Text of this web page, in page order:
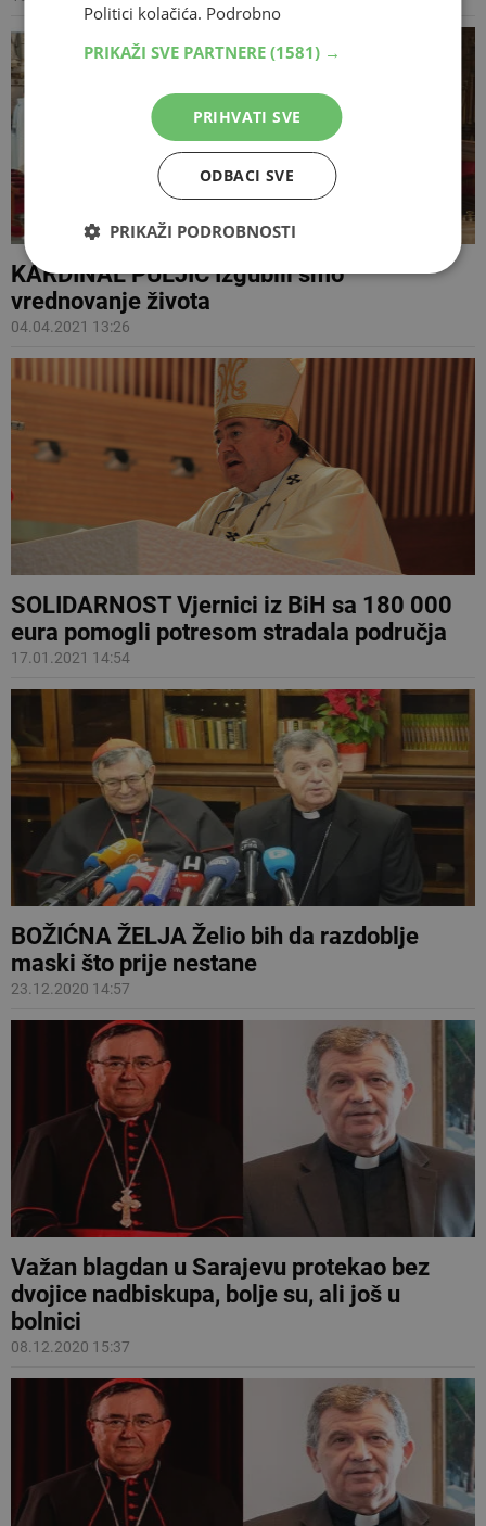
KARDINAL PULJIĆ Izgubili smo
vrednovanje života
04.04.2021 13:26
SOLIDARNOST Vjernici iz BiH sa 180 000
eura pomogli potresom stradala područja
17.01.2021 14:54
BOŽIĆNA ŽELJA Želio bih da razdoblje
maski što prije nestane
23.12.2020 14:57
Važan blagdan u Sarajevu protekao bez
dvojice nadbiskupa, bolje su, ali još u
bolnici
08.12.2020 15:37
Politici kolačića. Podrobno
PRIKAŽI SVE PARTNERE (1581) →
PRIHVATI SVE
ODBACI SVE
PRIKAŽI PODROBNOSTI